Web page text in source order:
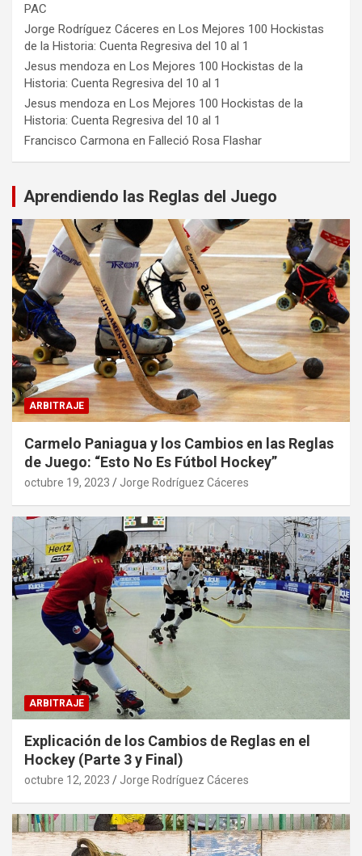
PAC
Jorge Rodríguez Cáceres en Los Mejores 100 Hockistas
de la Historia: Cuenta Regresiva del 10 al 1
Jesus mendoza en Los Mejores 100 Hockistas de la
Historia: Cuenta Regresiva del 10 al 1
Jesus mendoza en Los Mejores 100 Hockistas de la
Historia: Cuenta Regresiva del 10 al 1
Francisco Carmona en Falleció Rosa Flashar
Aprendiendo las Reglas del Juego
ARBITRAJE
Carmelo Paniagua y los Cambios en las Reglas
de Juego: “Esto No Es Fútbol Hockey”
octubre 19, 2023 Jorge Rodríguez Cáceres
ARBITRAJE
Explicación de los Cambios de Reglas en el
Hockey (Parte 3 y Final)
octubre 12, 2023 Jorge Rodríguez Cáceres